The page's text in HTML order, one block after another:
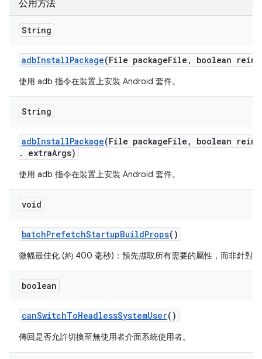
公用方法
String
adbInstallPackage(File packageFile , boolean
使用 adb 指令在裝置上安裝 Android 套件。
String
adbInstallPackage(File packageFile ,
boolean
.
extraArgs)
使用 adb 指令在裝置上安裝 Android 套件。
void
batchPrefetchStartupBuildProps()
微幅最佳化 (約 400 毫秒)：預先擷取所有需要的屬性，而非針對
boolean
canSwitchToHeadlessSystemUser()
傳回是否允許切換至無使用者介面系統使用者。